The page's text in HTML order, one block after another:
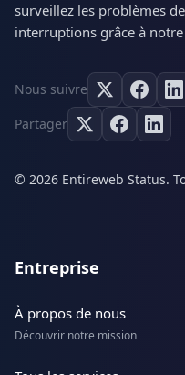
surveillez les problèmes
interruptions grâce à
Nous suivre
Partager
© 2026 Entireweb Status.
Entreprise
À propos de nous
Découvrir notre mission